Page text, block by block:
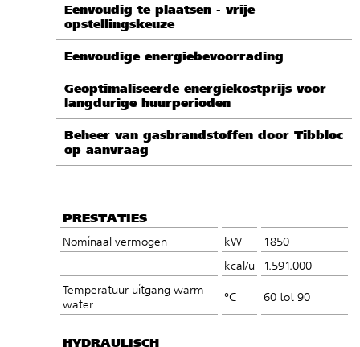
Eenvoudig te plaatsen - vrije
opstellingskeuze
Eenvoudige energiebevoorrading
Geoptimaliseerde energiekostprijs voor
langdurige huurperioden
Beheer van gasbrandstoffen door Tibbloc
op aanvraag
PRESTATIES
Nominaal vermogen kW
1850
kcal/u
1.591.000
Temperatuur uitgang warm
water
°C 60 tot 90
HYDRAULISCH